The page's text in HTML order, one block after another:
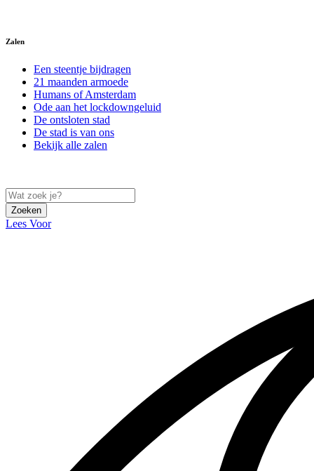
Zalen
Een steentje bijdragen
21 maanden armoede
Humans of Amsterdam
Ode aan het lockdowngeluid
De ontsloten stad
De stad is van ons
Bekijk alle zalen
Zoeken
Lees Voor